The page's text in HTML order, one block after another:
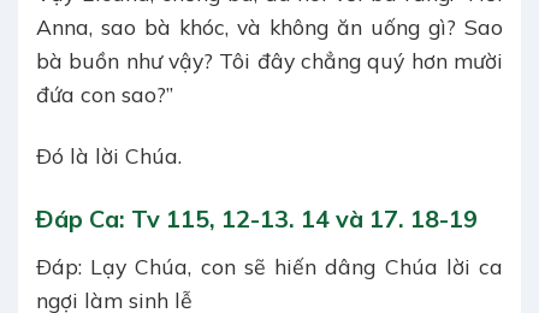
Anna, sao bà khóc, và không ăn uống gì? Sao
bà buồn như vậy? Tôi đây chẳng quý hơn mười
đứa con sao?”
Ðó là lời Chúa.
Ðáp Ca: Tv 115, 12-13. 14 và 17. 18-19
Ðáp: Lạy Chúa, con sẽ hiến dâng Chúa lời ca
ngợi làm sinh lễ